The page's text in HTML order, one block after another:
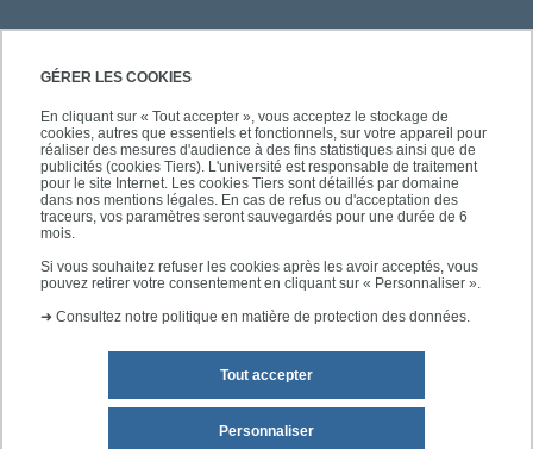
GÉRER LES COOKIES
En cliquant sur « Tout accepter », vous acceptez le stockage de
cookies, autres que essentiels et fonctionnels, sur votre appareil pour
réaliser des mesures d'audience à des fins statistiques ainsi que de
publicités (cookies Tiers). L'université est responsable de traitement
pour le site Internet. Les cookies Tiers sont détaillés par domaine
dans nos mentions légales. En cas de refus ou d'acceptation des
traceurs, vos paramètres seront sauvegardés pour une durée de 6
mois.
Si vous souhaitez refuser les cookies après les avoir acceptés, vous
pouvez retirer votre consentement en cliquant sur « Personnaliser ».
➜ Consultez notre politique en matière de protection des données.
Tout accepter
Personnaliser
PRATIQUE
ACCÈS RAPIDES
SUIVEZ-NOUS